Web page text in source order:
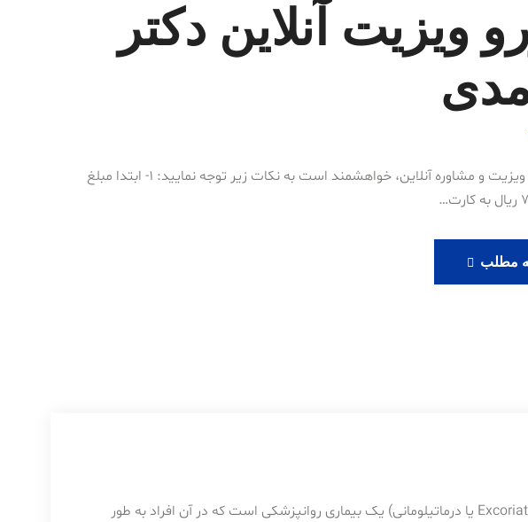
ویزیت آنلاین دکتر
برای رزرو ویزیت و مشاوره آنلاین، خواهشمند است به نکات زیر توجه نمایید: 1- ابتدا مبلغ
مطلب رزرو
ویزیت
اختلال وسواس کندن پوست (Excoriation disorder یا درماتیلومانی) یک بیماری روانپزشکی است که در آن افراد به طور